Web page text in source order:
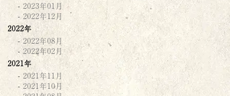
2023年01月
2022年12月
2022年
2022年08月
2022年02月
2021年
2021年11月
2021年10月